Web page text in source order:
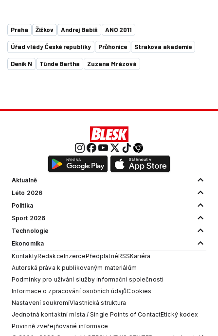
Praha Žižkov Andrej Babiš ANO 2011
Úřad vlády České republiky Průhonice Strakova akademie
Deník N Tünde Bartha Zuzana Mrázová
Aktuálně
Léto 2026
Politika
Sport 2026
Technologie
Ekonomika
KontaktyRedakceInzercePředplatnéRSSKariéra
Autorská práva k publikovaným materiálům
Podmínky pro užívání služby informační společnosti
Informace o zpracování osobních údajůCookies
Nastavení soukromíVlastnická struktura
Jednotná kontaktní místa / Single Points of ContactEtický kodex
Povinně zveřejňované informace